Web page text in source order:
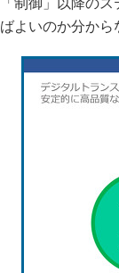
「制御」以降の
ばよいのか分から